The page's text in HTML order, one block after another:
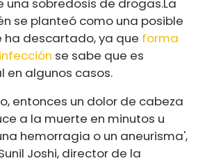
una sobredosis de drogas.La
se planteó como una posible
ha descartado, ya que forma
se sabe que es
algunos casos.
entonces un dolor de cabeza
a la muerte en minutos u
hemorragia o un aneurisma',
Joshi, director de la